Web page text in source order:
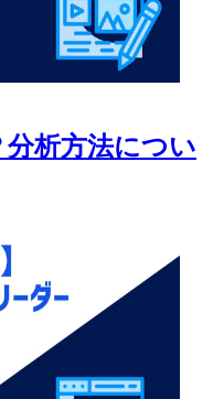
析方法につい